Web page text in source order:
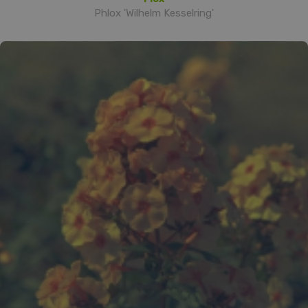
Phlox 'Wilhelm Kesselring'